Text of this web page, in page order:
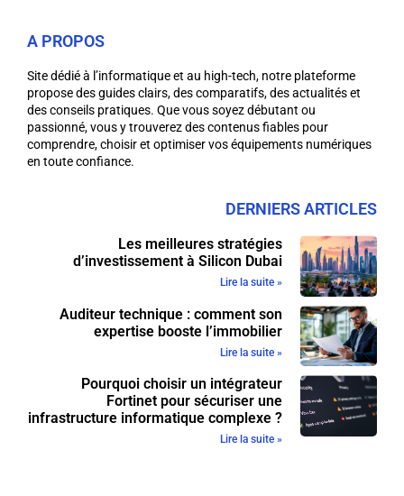
A PROPOS
Site dédié à l’informatique et au high-tech, notre plateforme
propose des guides clairs, des comparatifs, des actualités et
des conseils pratiques. Que vous soyez débutant ou
passionné, vous y trouverez des contenus fiables pour
comprendre, choisir et optimiser vos équipements numériques
en toute confiance.
DERNIERS ARTICLES
Les meilleures stratégies
d’investissement à Silicon Dubai
Lire la suite »
Auditeur technique : comment son
expertise booste l’immobilier
Lire la suite »
Pourquoi choisir un intégrateur
Fortinet pour sécuriser une
infrastructure informatique complexe ?
Lire la suite »